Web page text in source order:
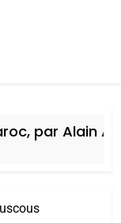
par Alain